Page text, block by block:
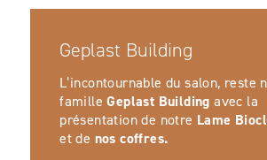
Geplast Building
L’incontournable du salon, reste
familleGeplast Building avec la
présentation de notre Lame
et de nos coffres.